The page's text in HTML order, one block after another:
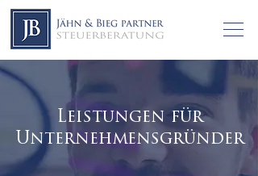
Leistungen für
Unternehmensgründer